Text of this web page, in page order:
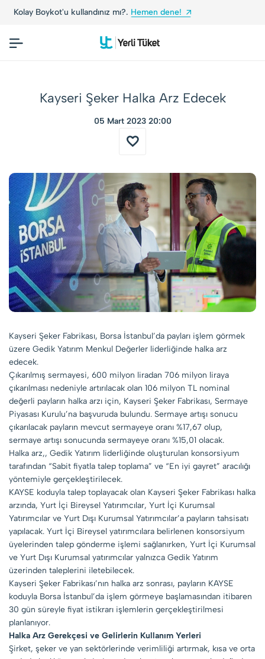
Yerli Tüketiciler, Yerli Markalarla Buluşuyor!
Kayseri Şeker Halka Arz Edecek
05 Mart 2023 20:00
Kayseri Şeker Fabrikası, Borsa İstanbul’da payları işlem görmek
üzere Gedik Yatırım Menkul Değerler liderliğinde halka arz
edecek.
Çıkarılmış sermayesi, 600 milyon liradan 706 milyon liraya
çıkarılması nedeniyle artırılacak olan 106 milyon TL nominal
değerli payların halka arzı için, Kayseri Şeker Fabrikası, Sermaye
Piyasası Kurulu’na başvuruda bulundu. Sermaye artışı sonucu
çıkarılacak payların mevcut sermayeye oranı %17,67 olup,
sermaye artışı sonucunda sermayeye oranı %15,01 olacak.
Halka arz,, Gedik Yatırım liderliğinde oluşturulan konsorsiyum
tarafından “Sabit fiyatla talep toplama” ve “En iyi gayret” aracılığı
yöntemiyle gerçekleştirilecek.
KAYSE koduyla talep toplayacak olan Kayseri Şeker Fabrikası halka
arzında, Yurt İçi Bireysel Yatırımcılar, Yurt İçi Kurumsal
Yatırımcılar ve Yurt Dışı Kurumsal Yatırımcılar’a payların tahsisatı
yapılacak. Yurt İçi Bireysel yatırımcılara belirlenen konsorsiyum
üyelerinden talep gönderme işlemi sağlanırken, Yurt İçi Kurumsal
ve Yurt Dışı Kurumsal yatırımcılar yalnızca Gedik Yatırım
üzerinden taleplerini iletebilecek.
Kayseri Şeker Fabrikası’nın halka arz sonrası, payların KAYSE
koduyla Borsa İstanbul’da işlem görmeye başlamasından itibaren
30 gün süreyle fiyat istikrarı işlemlerin gerçekleştirilmesi
planlanıyor.
Halka Arz Gerekçesi ve Gelirlerin Kullanım Yerleri
Şirket, şeker ve yan sektörlerinde verimliliği artırmak, kısa ve orta